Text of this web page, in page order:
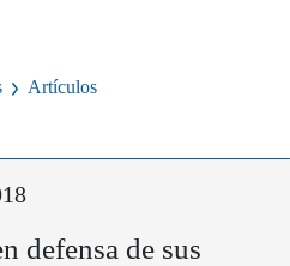
Artículos
defensa de sus